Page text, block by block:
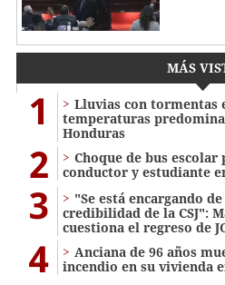
MÁS
1
Lluvias con tormentas
temperaturas
Honduras
2
Choque de bus
conductor y estudiante
3
"Se está encargando
credibilidad de la CSJ":
cuestiona el regreso de
4
Anciana de 96 años
incendio en su vivienda